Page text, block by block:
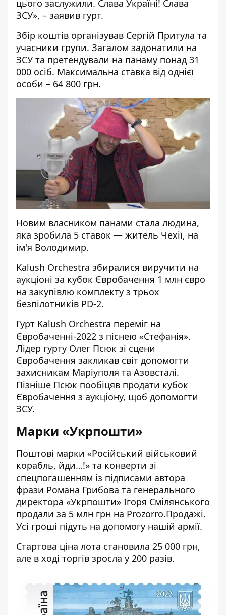
цього заслужили. Слава Україні! Слава
ЗСУ», – заявив гурт.
Збір коштів організував Сергій Притула та
учасники групи. Загалом задонатили на
ЗСУ та претендували на панаму понад 31
000 осіб. Максимальна ставка від однієї
особи – 64 800 грн.
Новим власником панами стала людина,
яка зробила 5 ставок — житель Чехії, на
ім'я Володимир.
Kalush Orchestra збиралися виручити на
аукціоні за кубок Євробачення 1 млн євро
на закупівлю комплекту з трьох
безпілотників PD-2.
Гурт Kalush Orchestra переміг на
Євробаченні-2022 з піснею «Стефанія».
Лідер гурту Олег Псюк зі сцени
Євробачення закликав світ допомогти
захисникам Маріуполя та Азовсталі.
Пізніше Псюк пообіцяв продати кубок
Євробачення з аукціону, щоб допомогти
ЗСУ.
Марки «Укрпошти»
Поштові марки «Російський військовий
корабль, йди…!» та конверти зі
спецпогашенням із підписами автора
фрази Романа Грибова та генерального
директора «Укрпошти» Ігоря Смілянського
продали за 5 млн грн на Prozorro.Продажі.
Усі гроші підуть на допомогу нашій армії.
Стартова ціна лота становила 25 000 грн,
але в ході торгів зросла у 200 разів.